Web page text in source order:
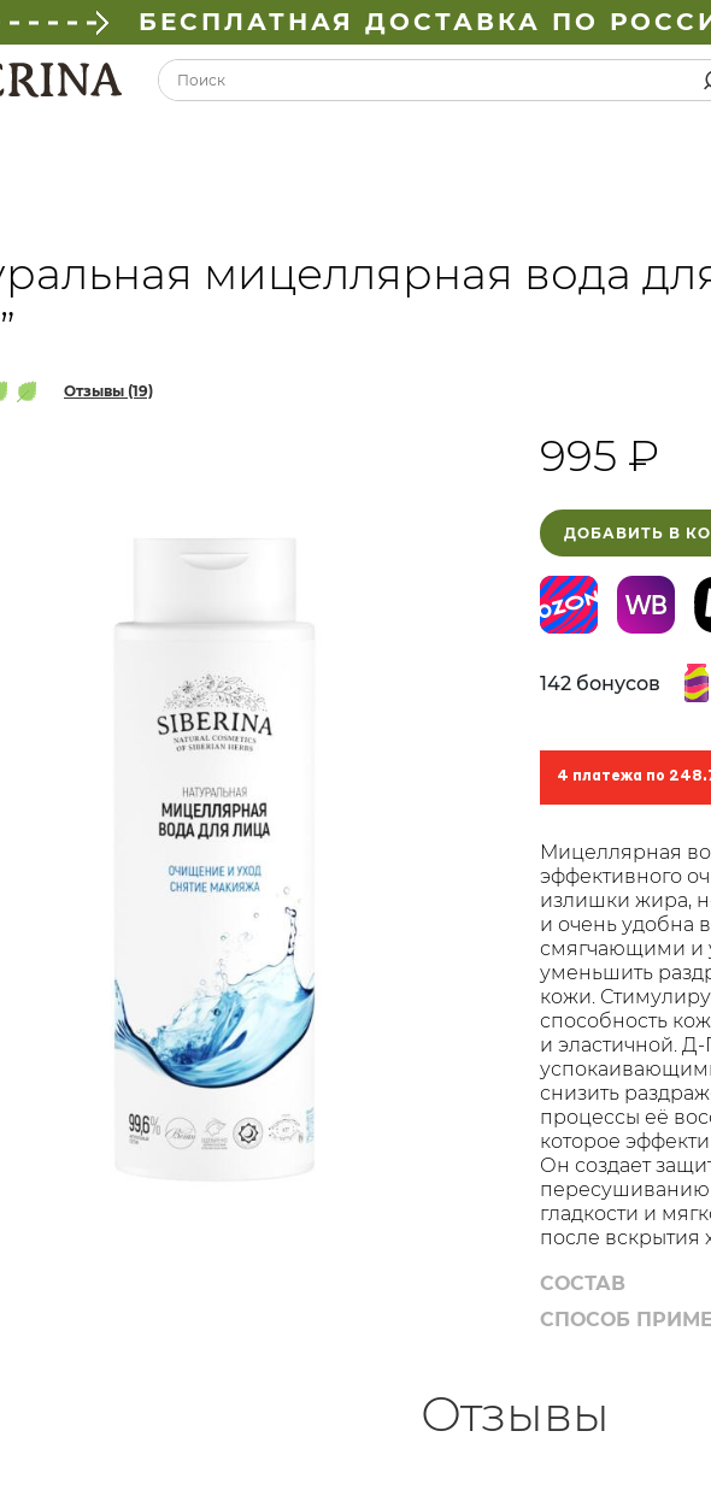
БЕСПЛАТНАЯ ДОСТАВКА ПО
мицеллярная вода
Отзывы (19)
995 ₽
ДОБАВИТЬ В
142 бонусов
4 платежа по
Мицеллярная
эффективного
излишки жира,
и очень удобна
смягчающими и
уменьшить
кожи.
способность
и эластичной.
снизить
процессы её
которое
Он создает
пересушиванию
гладкости и
после вскрытия
СОСТАВ
СПОСОБ
Отзывы